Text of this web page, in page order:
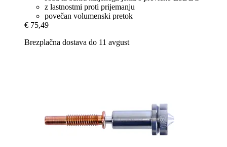
z lastnostmi proti prijemanju
povečan volumenski pretok
€ 75,49
Brezplačna dostava do 11 avgust